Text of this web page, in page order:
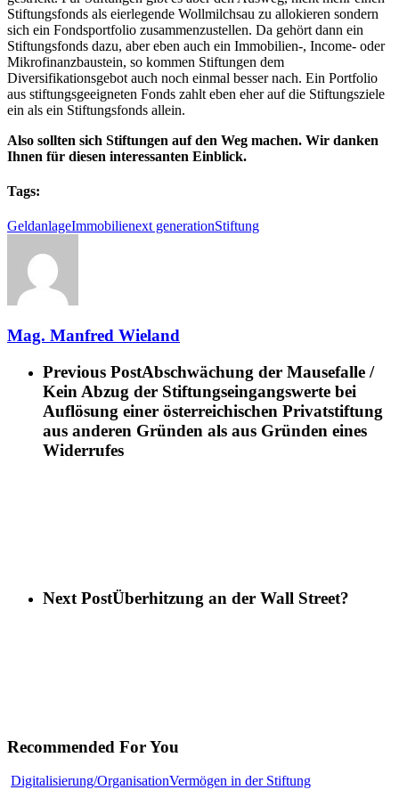
Stiftungsfonds als eierlegende Wollmilchsau zu allokieren sondern
sich ein Fondsportfolio zusammenzustellen. Da gehört dann ein
Stiftungsfonds dazu, aber eben auch ein Immobilien-, Income- oder
Mikrofinanzbaustein, so kommen Stiftungen dem
Diversifikationsgebot auch noch einmal besser nach. Ein Portfolio
aus stiftungsgeeigneten Fonds zahlt eben eher auf die Stiftungsziele
ein als ein Stiftungsfonds allein.
Also sollten sich Stiftungen auf den Weg machen. Wir danken
Ihnen für diesen interessanten Einblick.
Tags:
GeldanlageImmobilienext generationStiftung
Mag. Manfred Wieland
Previous PostAbschwächung der Mausefalle /
Kein Abzug der Stiftungseingangswerte bei
Auflösung einer österreichischen Privatstiftung
aus anderen Gründen als aus Gründen eines
Widerrufes
Next PostÜberhitzung an der Wall Street?
Recommended For You
Digitalisierung/OrganisationVermögen in der StiftungEuropa